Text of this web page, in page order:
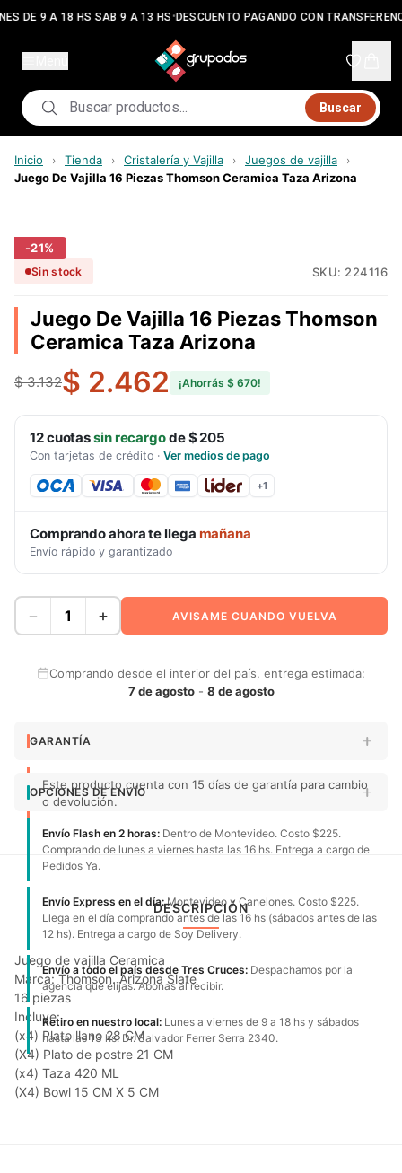
DE 9 A 18 HS SAB 9 A 13 HS•DESCUENTO PAGANDO CON
Buscar
Inicio › Tienda › Cristalería y Vajilla › Juegos de vajilla ›
Juego De Vajilla 16 Piezas Thomson Ceramica Taza Arizona
-21%
Sin stock SKU: 224116
Juego De Vajilla 16 Piezas Thomson
Ceramica Taza Arizona
$ 3.132$ 2.462 ¡Ahorrás $ 670!
12cuotassin recargode$ 205
Con tarjetas de crédito · Ver medios de pago
+1
Comprando ahora te llega mañana
Envío rápido y garantizado
− + AVISAME CUANDO VUELVA
Comprando desde el interior del país, entrega estimada:
7 de agosto- 8 de agosto
GARANTÍA
Este producto cuenta con 15 días de garantía para cambio
o devolución.
OPCIONES DE ENVÍO
Envío Flash en 2 horas: Dentro de Montevideo. Costo $225.
Comprando de lunes a viernes hasta las 16 hs. Entrega a cargo de
Pedidos Ya.
Envío Express en el día:Montevideo y Canelones. Costo $225.
Llega en el día comprando antes de las 16 hs (sábados antes de las
12 hs). Entrega a cargo de Soy Delivery.
Envío a todo el país desde Tres Cruces: Despachamos por la
agencia que elijas. Abonas al recibir.
Retiro en nuestro local: Lunes a viernes de 9 a 18 hs y sábados
hasta las 13 hs. Dr. Salvador Ferrer Serra 2340.
DESCRIPCIÓN
Juego de vajilla Ceramica
Marca: Thomson. Arizona Slate
16 piezas
Incluye:
(x4) Plato llano 28 CM
(X4) Plato de postre 21 CM
(x4) Taza 420 ML
(X4) Bowl 15 CM X 5 CM